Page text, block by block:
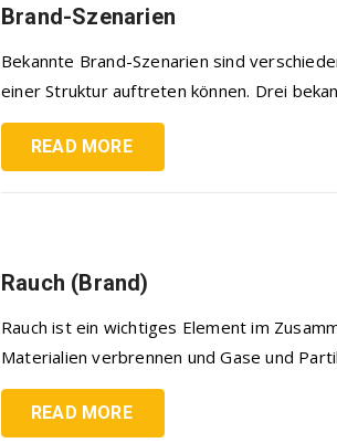
Brand-Szenarien
Bekannte Brand-Szenarien sind
einer Struktur auftreten können. Drei
READ MORE
Rauch (Brand)
Rauch ist ein wichtiges Element im
Materialien verbrennen und Gase und
READ MORE